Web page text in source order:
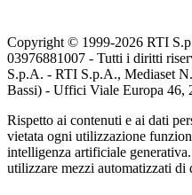
Copyright © 1999-2026 RTI
03976881007 - Tutti i diritti
S.p.A. - RTI S.p.A., Mediaset
Bassi) - Uffici Viale Europa 46,
Rispetto ai contenuti e ai dati
vietata ogni utilizzazione
intelligenza artificiale
utilizzare mezzi automatizzati di